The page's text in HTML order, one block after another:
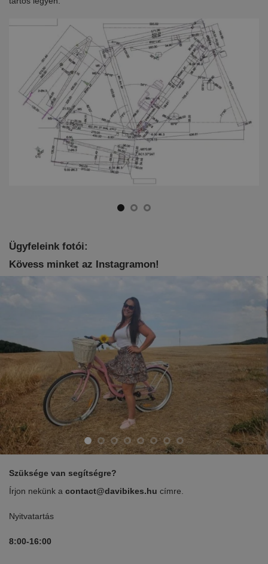
Ügyfeleink fotói:
Kövess minket az Instagramon!
Szüksége van segítségre?
Írjon nekünk a contact@davibikes.hu címre.
Nyitvatartás
8:00-16:00